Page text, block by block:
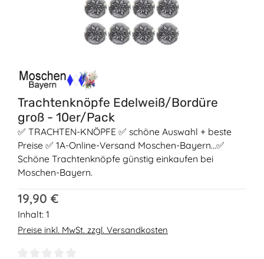
Trachtenknöpfe Edelweiß/Bordüre
groß - 10er/Pack
✅ TRACHTEN-KNÖPFE ✅ schöne Auswahl + beste
Preise ✅ 1A-Online-Versand Moschen-Bayern...✅
Schöne Trachtenknöpfe günstig einkaufen bei
Moschen-Bayern.
Regulärer Preis:
19,90 €
Inhalt: 1
Preise inkl. MwSt. zzgl. Versandkosten